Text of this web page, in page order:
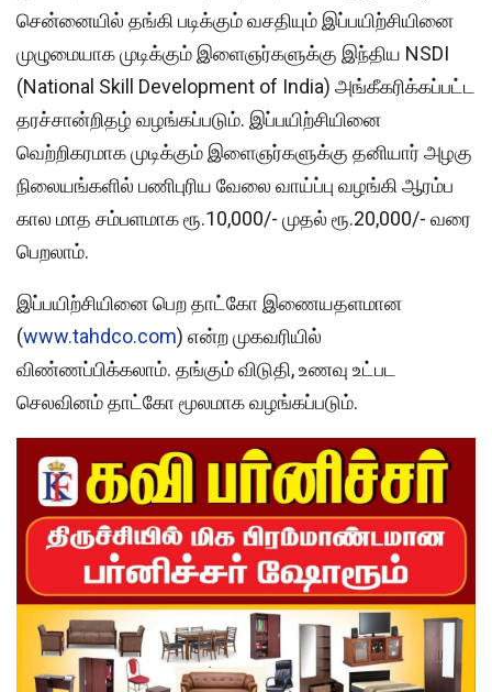
சென்னையில் தங்கி படிக்கும் வசதியும் இப்பயிற்சியினை
முழுமையாக முடிக்கும் இளைஞர்களுக்கு இந்திய NSDI
(National Skill Development of India) அங்கீகரிக்கப்பட்ட
தரச்சான்றிதழ் வழங்கப்படும். இப்பயிற்சியினை
வெற்றிகரமாக முடிக்கும் இளைஞர்களுக்கு தனியார் அழகு
நிலையங்களில் பணிபுரிய வேலை வாய்ப்பு வழங்கி ஆரம்ப
கால மாத சம்பளமாக ரூ.10,000/- முதல் ரூ.20,000/- வரை
பெறலாம்.
இப்பயிற்சியினை பெற தாட்கோ இணையதளமான
(www.tahdco.com) என்ற முகவரியில்
விண்ணப்பிக்கலாம். தங்கும் விடுதி, உணவு உட்பட
செலவினம் தாட்கோ மூலமாக வழங்கப்படும்.